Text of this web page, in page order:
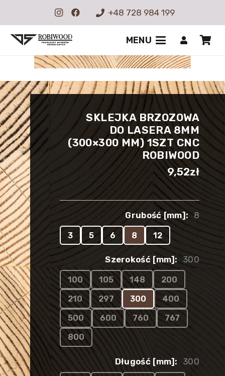
+48 728 984 199
MENU
SKLEJKA BRZOZOWA
DO LASERA 8MM
(300×300 MM) 1SZT CNC
ROBIWOOD
9,52zł
Grubość [mm]: 8
3 5 6 8 12
Szerokość [mm]: 300
100 105 148 200
210 297 300 400
500 600 760 767
800
Długość [mm]: 300